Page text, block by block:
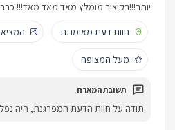
יותר!!!בקיצור מומלץ מאד מאד מאד!!!
חוות דעת מאומתת
מעל המצופה
תודה על חוות הדעת המפרגנת, היה